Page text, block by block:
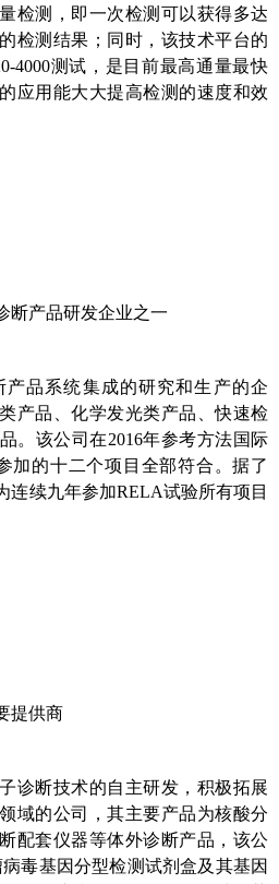
检测，即一次检测可以获得多达
检测结果；同时，该技术平台的
4000测试，是目前最高通量最快
应用能大大提高检测的速度和效
断产品研发企业之一
品系统集成的研究和生产的企
产品、化学发光类产品、快速检
。该公司在2016年参考方法国际
加的十二个项目全部符合。据了
连续九年参加RELA试验所有项目
提供商
诊断技术的自主研发，积极拓展
域的公司，其主要产品为核酸分
配套仪器等体外诊断产品，该公
毒基因分型检测试剂盒及其基因